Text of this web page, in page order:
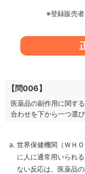
※登録販売
【問006】
医薬品の副作用に関す
合わせを下から一つ選び
世界保健機関（ＷＨ
に人に通常用いられ
ない反応は、医薬品